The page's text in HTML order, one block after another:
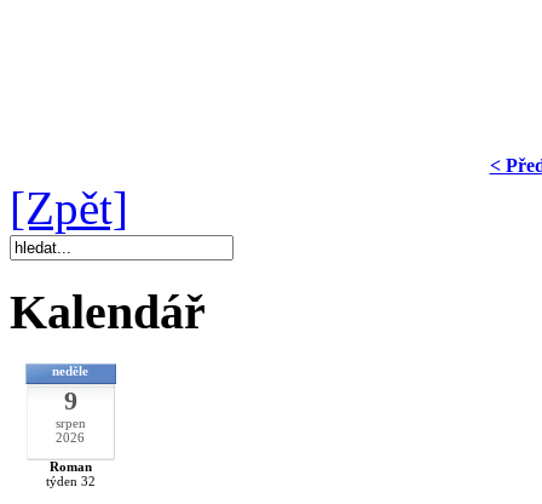
<
[Zpět]
Kalendář
neděle
9
srpen
2026
Roman
týden 32